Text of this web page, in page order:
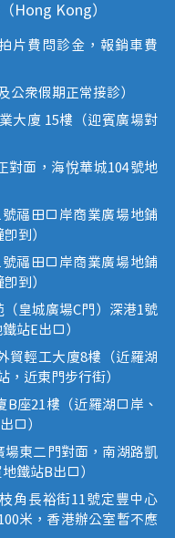
Hong Kong）
片費問診金，報銷車費
公眾假期正常接診）
大廈 15樓（迎賓廣場對
對面，海悅華城104號地
福田口岸商業廣場地鋪
到）
福田口岸商業廣場地鋪
到）
皇城廣場C門）深港1號
站E出口）
貿輕工大廈8樓（近羅湖
，近東門步行街）
座21樓（近羅湖口岸、
口）
東二門對面，南湖路凱
鐵站B出口）
角長裕街11號定豐中心
米，香港辦公室暫不應